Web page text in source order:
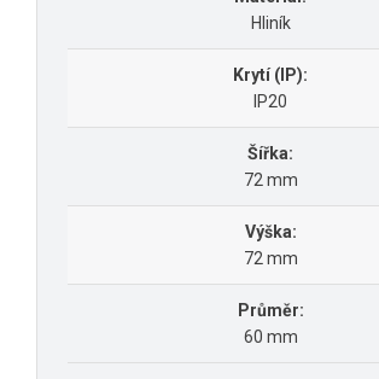
Hliník
Krytí (IP):
IP20
Šířka:
72 mm
Výška:
72 mm
Průměr:
60 mm